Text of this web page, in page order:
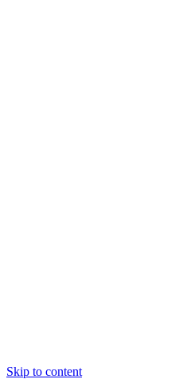
Skip to content